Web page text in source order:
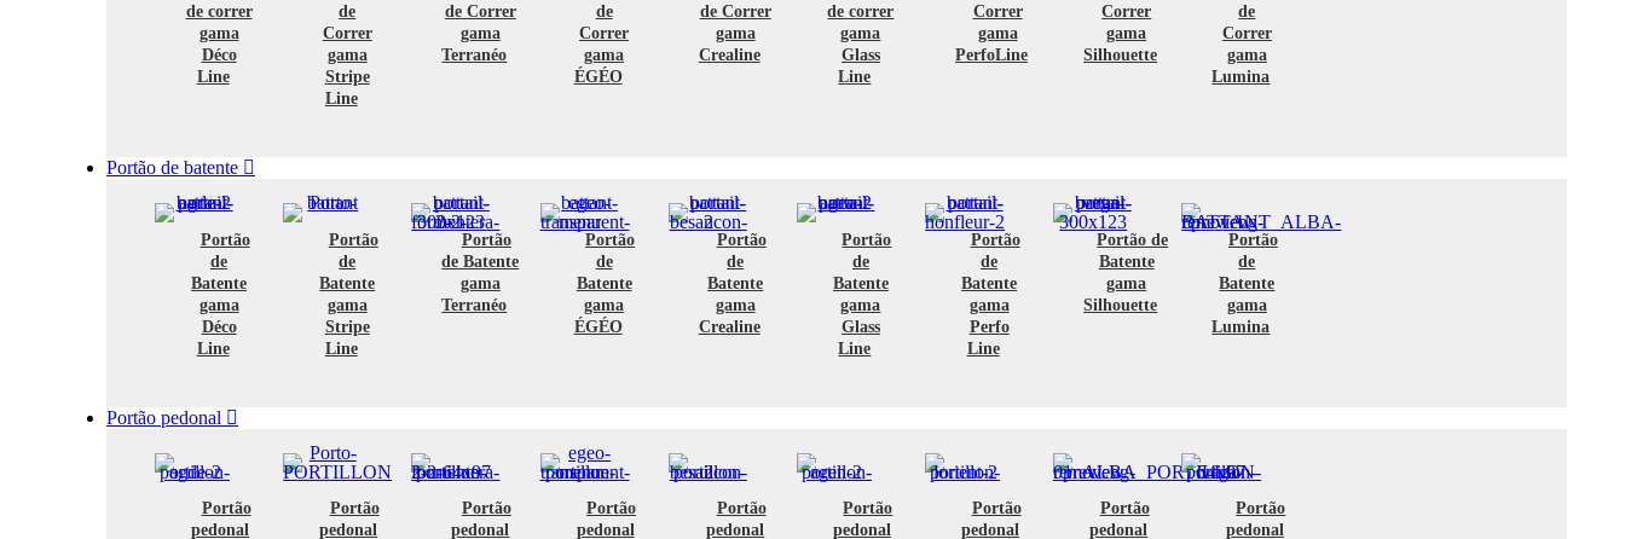
de correr
gama
Déco
Line
de
Correr
gama
Stripe
Line
de Correr
gama
Terranéo
de
Correr
gama
ÉGÉO
de Correr
gama
Crealine
de correr
gama
Glass
Line
Correr
gama
PerfoLine
Correr
gama
Silhouette
de
Correr
gama
Lumina
Portão de batente
Portão
de
Batente
gama
Déco
Line
Portão
de
Batente
gama
Stripe
Line
Portão
de Batente
gama
Terranéo
Portão
de
Batente
gama
ÉGÉO
Portão
de
Batente
gama
Crealine
Portão
de
Batente
gama
Glass
Line
Portão
de
Batente
gama
Perfo
Line
Portão de
Batente
gama
Silhouette
Portão
de
Batente
gama
Lumina
Portão pedonal
Portão
pedonal
Portão
pedonal
Portão
pedonal
Portão
pedonal
Portão
pedonal
Portão
pedonal
Portão
pedonal
Portão
pedonal
Portão
pedonal